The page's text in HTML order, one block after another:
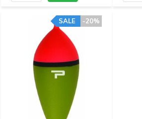
-20%
SALE